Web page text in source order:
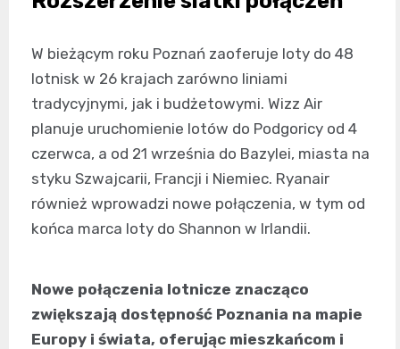
W bieżącym roku Poznań zaoferuje loty do 48
lotnisk w 26 krajach zarówno liniami
tradycyjnymi, jak i budżetowymi. Wizz Air
planuje uruchomienie lotów do Podgoricy od 4
czerwca, a od 21 września do Bazylei, miasta na
styku Szwajcarii, Francji i Niemiec. Ryanair
również wprowadzi nowe połączenia, w tym od
końca marca loty do Shannon w Irlandii.
Nowe połączenia lotnicze znacząco
zwiększają dostępność Poznania na mapie
Europy i świata, oferując mieszkańcom i